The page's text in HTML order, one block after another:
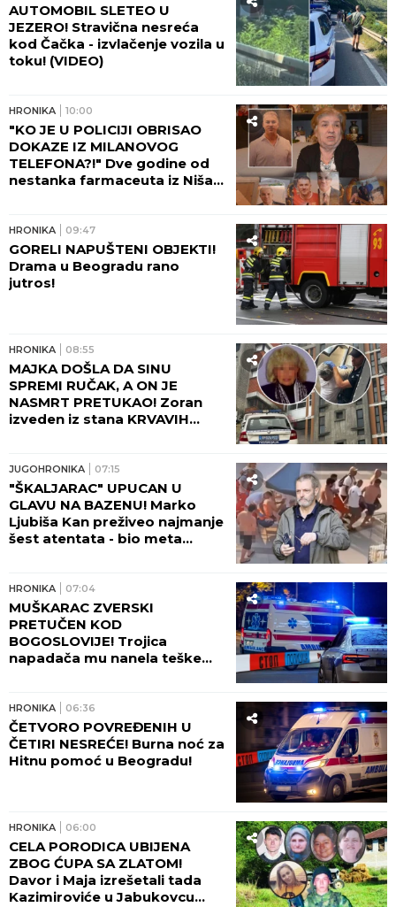
AUTOMOBIL SLETEO U
JEZERO! Stravična nesreća
kod Čačka - izvlačenje vozila u
toku! (VIDEO)
HRONIKA 10:00
"KO JE U POLICIJI OBRISAO
DOKAZE IZ MILANOVOG
TELEFONA?!" Dve godine od
nestanka farmaceuta iz Niša,
HRONIKA 09:47
GORELI NAPUŠTENI OBJEKTI!
Drama u Beogradu rano
jutros!
HRONIKA 08:55
MAJKA DOŠLA DA SINU
SPREMI RUČAK, A ON JE
NASMRT PRETUKAO! Zoran
izveden iz stana KRVAVIH
"Zapomagala je na sav glas!"
(FOTO, VIDEO)
JUGOHRONIKA 07:15
"ŠKALJARAC" UPUCAN U
GLAVU NA BAZENU! Marko
Ljubiša Kan preživeo najmanje
šest atentata - bio meta
tinejdžer!
HRONIKA 07:04
MUŠKARAC ZVERSKI
PRETUČEN KOD
BOGOSLOVIJE! Trojica
napadača mu nanela teške
HRONIKA 06:36
ČETVORO POVREĐENIH U
ČETIRI NESREĆE! Burna noć za
Hitnu pomoć u Beogradu!
HRONIKA 06:00
CELA PORODICA UBIJENA
ZBOG ĆUPA SA ZLATOM!
Davor i Maja izrešetali tada
Kazimiroviće u Jabukovcu